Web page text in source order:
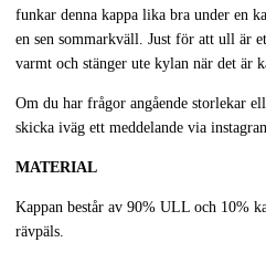
funkar denna kappa lika bra under en
en sen sommarkväll. Just för att ull är
varmt och stänger ute kylan när det är
Om du har frågor angående storlekar
skicka iväg ett meddelande via
MATERIAL
Kappan består av 90% ULL och 10%
rävpäls.